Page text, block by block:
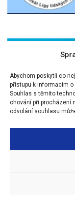
Abychom poskytli co
přístupu k informacím
Souhlas s těmito
chování při procházení
odvolání souhlasu